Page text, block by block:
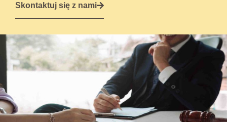
Skontaktuj się z nami